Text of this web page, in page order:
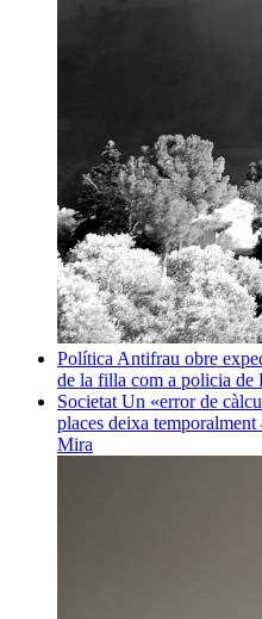
Política Antifrau obre
de la filla com a policia de
Societat Un «error de
places deixa temporalment
Mira